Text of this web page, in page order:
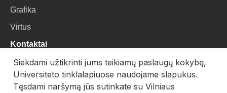
Grafika
Virtus
Kontaktai
VU Biblioteka
Universiteto g. 3, LT-01122, Vilnius
Siekdami užtikrinti jums teikiamų paslaugų kokybę,
Universiteto tinklalapiuose naudojame slapukus.
Tęsdami naršymą jūs sutinkate su Vilniaus